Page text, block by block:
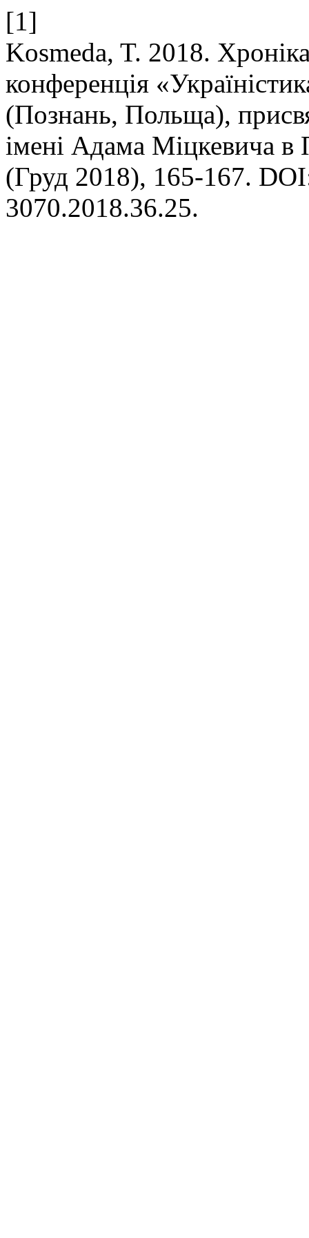
[1]
Kosmeda, T. 2018.
конференція
(Познань, Польща),
імені Адама Міцкевича в
(Груд 2018), 165-167.
3070.2018.36.25.